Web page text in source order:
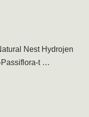
Nest Hydrojen
Passiflora-t …